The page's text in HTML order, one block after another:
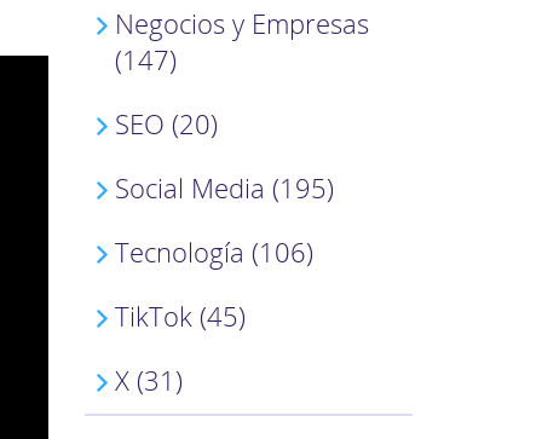
Negocios y Empresas
(147)
SEO (20)
Social Media (195)
Tecnología (106)
TikTok (45)
X (31)